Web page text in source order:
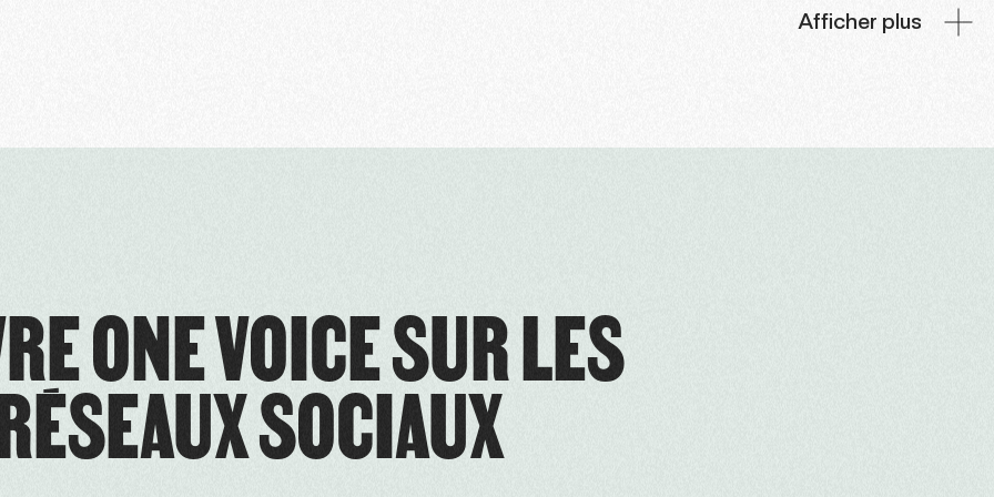
Afficher plus
ONE VOICE SUR LES
SOCIAUX